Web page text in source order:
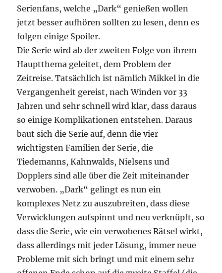
Serienfans, welche „Dark“ genießen wollen
jetzt besser aufhören sollten zu lesen, denn es
folgen einige Spoiler.
Die Serie wird ab der zweiten Folge von ihrem
Hauptthema geleitet, dem Problem der
Zeitreise. Tatsächlich ist nämlich Mikkel in die
Vergangenheit gereist, nach Winden vor 33
Jahren und sehr schnell wird klar, dass daraus
so einige Komplikationen entstehen. Daraus
baut sich die Serie auf, denn die vier
wichtigsten Familien der Serie, die
Tiedemanns, Kahnwalds, Nielsens und
Dopplers sind alle über die Zeit miteinander
verwoben. „Dark“ gelingt es nun ein
komplexes Netz zu auszubreiten, dass diese
Verwicklungen aufspinnt und neu verknüpft, so
dass die Serie, wie ein verwobenes Rätsel wirkt,
dass allerdings mit jeder Lösung, immer neue
Probleme mit sich bringt und mit einem sehr